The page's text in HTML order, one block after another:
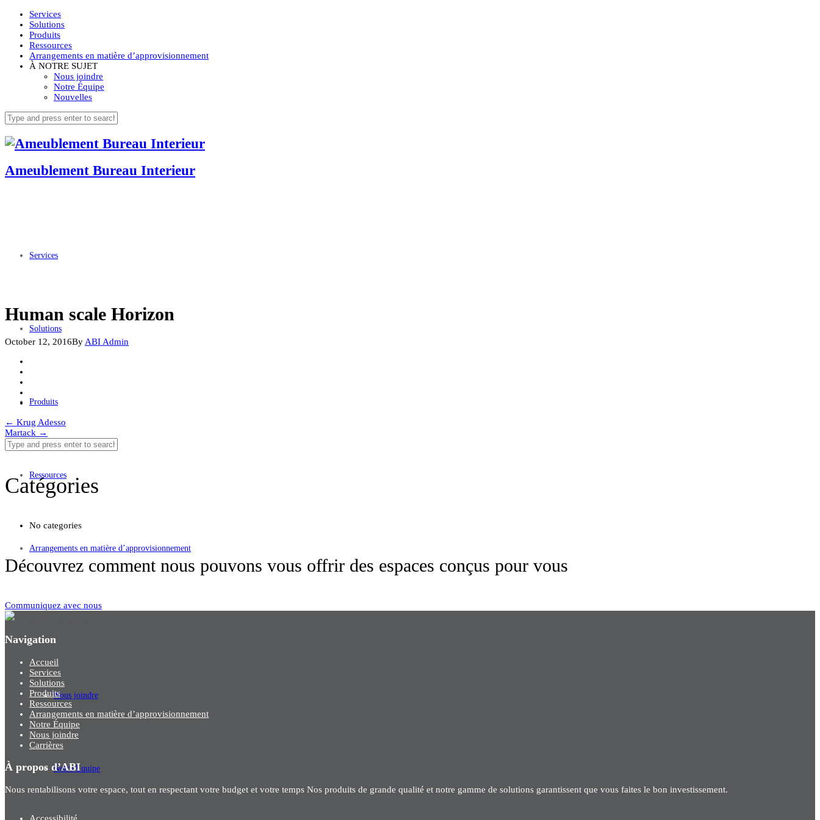
Services
Solutions
Produits
Ressources
Arrangements en matière d’approvisionnement
À NOTRE SUJET
Nous joindre
Notre Équipe
Nouvelles
Ameublement Bureau Interieur
Services
Solutions
Produits
Ressources
Arrangements en matière d’approvisionnement
Nous joindre
Notre Équipe
FR
Human scale Horizon
October 12, 2016By ABI Admin
Post
navigation
← Krug Adesso
Martack →
Catégories
No categories
Découvrez comment nous pouvons vous offrir des espaces conçus pour vous
Communiquez avec nous
Navigation
Accueil
Services
Solutions
Produits
Ressources
Arrangements en matière d’approvisionnement
Notre Équipe
Nous joindre
Carrières
À propos d’ABI
Nous rentabilisons votre espace, tout en respectant votre budget et votre temps Nos produits de grande qualité et notre gamme de solutions garantissent que vous faites le bon investissement.